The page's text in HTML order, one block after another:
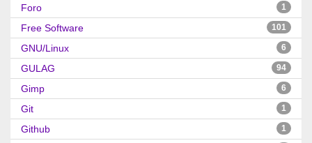
Foro 1
Free Software 101
GNU/Linux 6
GULAG 94
Gimp 6
Git 1
Github 1